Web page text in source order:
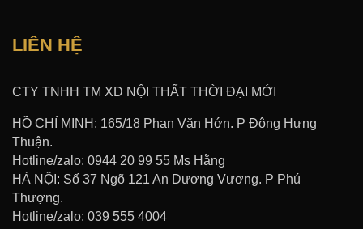
LIÊN HỆ
CTY TNHH TM XD NỘI THẤT THỜI ĐẠI MỚI
HỒ CHÍ MINH: 165/18 Phan Văn Hớn. P Đông Hưng
Thuận.
Hotline/zalo: 0944 20 99 55 Ms Hằng
HÀ NỘI: Số 37 Ngõ 121 An Dương Vương. P Phú
Thượng.
Hotline/zalo: 039 555 4004